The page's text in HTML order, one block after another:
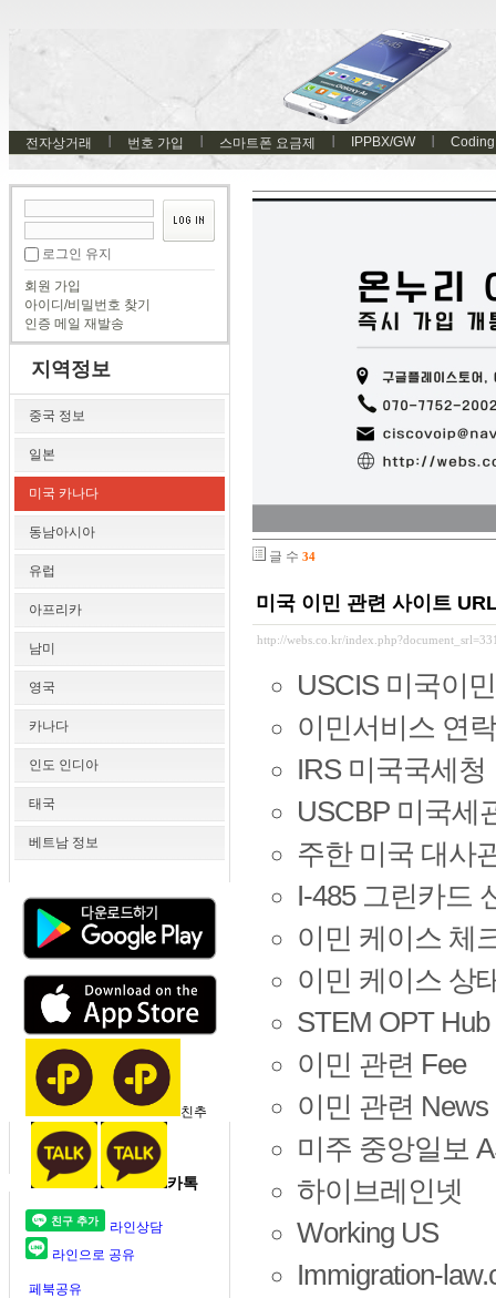
전자상거래 번호 가입 스마트폰 요금제 IPPBX/GW Coding
로그인 유지
회원 가입
아이디/비밀번호 찾기
인증 메일 재발송
지역정보
중국 정보
일본
미국 카나다
동남아시아
유럽
아프리카
남미
영국
카나다
인도 인디아
태국
베트남 정보
친추
카톡
라인상담
라인으로 공유
페북공유
글 수 34
미국 이민 관련 사이트
http://webs.co.kr/
USCIS 미국이
이민서비스 연
IRS 미국국세청
USCBP 미국세
주한 미국 대사
I-485 그린카드
이민 케이스 체
이민 케이스 상
STEM OPT Hub
이민 관련 Fee
이민 관련 News
미주 중앙일보
하이브레인넷
Working US
Immigration-